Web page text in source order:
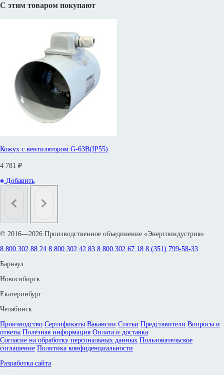
С этим товаром покупают
Кожух с вентилятором G-63B(IP55)
4 781 ₽
Добавить
© 2016—2026 Производственное объединение «Энергоиндустрия»
8 800 302 88 24 8 800 302 42 83 8 800 302 67 18 8 (351) 799-58-33
Барнаул
Новосибирск
Екатеринбург
Челябинск
Производство Сертификаты Вакансии Статьи Представители Вопросы и
ответы Полезная информация Оплата и доставка
Согласие на обработку персональных данных Пользовательское
соглашение Политика конфиденциальности
Разработка сайта